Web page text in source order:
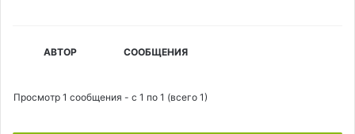
АВТОР СООБЩЕНИЯ
Просмотр 1 сообщения - с 1 по 1 (всего 1)